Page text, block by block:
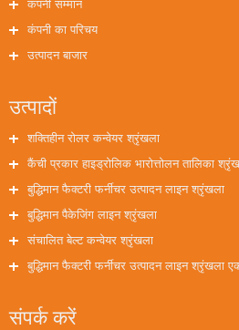
कंपनी सम्मान
कंपनी का परिचय
उत्पादन बाजार
उत्पादों
शक्तिहीन रोलर कन्वेयर श्रृंखला
कैंची प्रकार हाइड्रोलिक भारोत्तोलन तालिका
बुद्धिमान फैक्टरी फर्नीचर उत्पादन लाइन श्रृंखला
बुद्धिमान पैकेजिंग लाइन श्रृंखला
संचालित बेल्ट कन्वेयर श्रृंखला
बुद्धिमान फैक्टरी फर्नीचर उत्पादन लाइन श्रृंखला
संपर्क करें